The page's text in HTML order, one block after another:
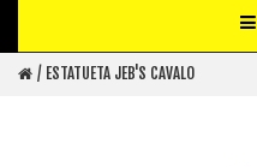
ESTATUETA JEB'S CAVALO